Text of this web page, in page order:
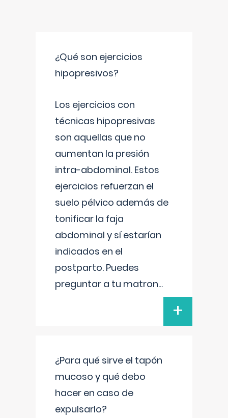
¿Qué son ejercicios
hipopresivos?
Los ejercicios con
técnicas hipopresivas
son aquellas que no
aumentan la presión
intra-abdominal. Estos
ejercicios refuerzan el
suelo pélvico además de
tonificar la faja
abdominal y sí estarían
indicados en el
postparto. Puedes
preguntar a tu matron...
+
¿Para qué sirve el tapón
mucoso y qué debo
hacer en caso de
expulsarlo?